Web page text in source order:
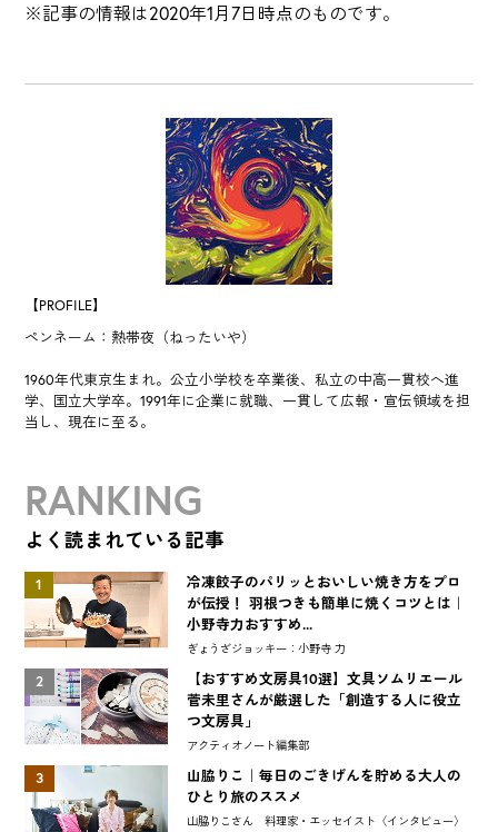
※記事の情報は2020年1月7日時点のものです。
【PROFILE】
ペンネーム：熱帯夜（ねったいや）
1960年代東京生まれ。公立小学校を卒業後、私立の中高一貫校へ進
学、国立大学卒。1991年に企業に就職、一貫して広報・宣伝領域を担
当し、現在に至る。
RANKING
よく読まれている記事
1
冷凍餃子のパリッとおいしい焼き方をプロ
が伝授！ 羽根つきも簡単に焼くコツとは｜
小野寺力おすすめ...
ぎょうざジョッキー：小野寺 力
2
【おすすめ文房具10選】文具ソムリエール
菅未里さんが厳選した「創造する人に役立
つ文房具」
アクティオノート編集部
3
山脇りこ｜毎日のごきげんを貯める大人の
ひとり旅のススメ
山脇りこさん 料理家・エッセイスト〈インタビュー〉